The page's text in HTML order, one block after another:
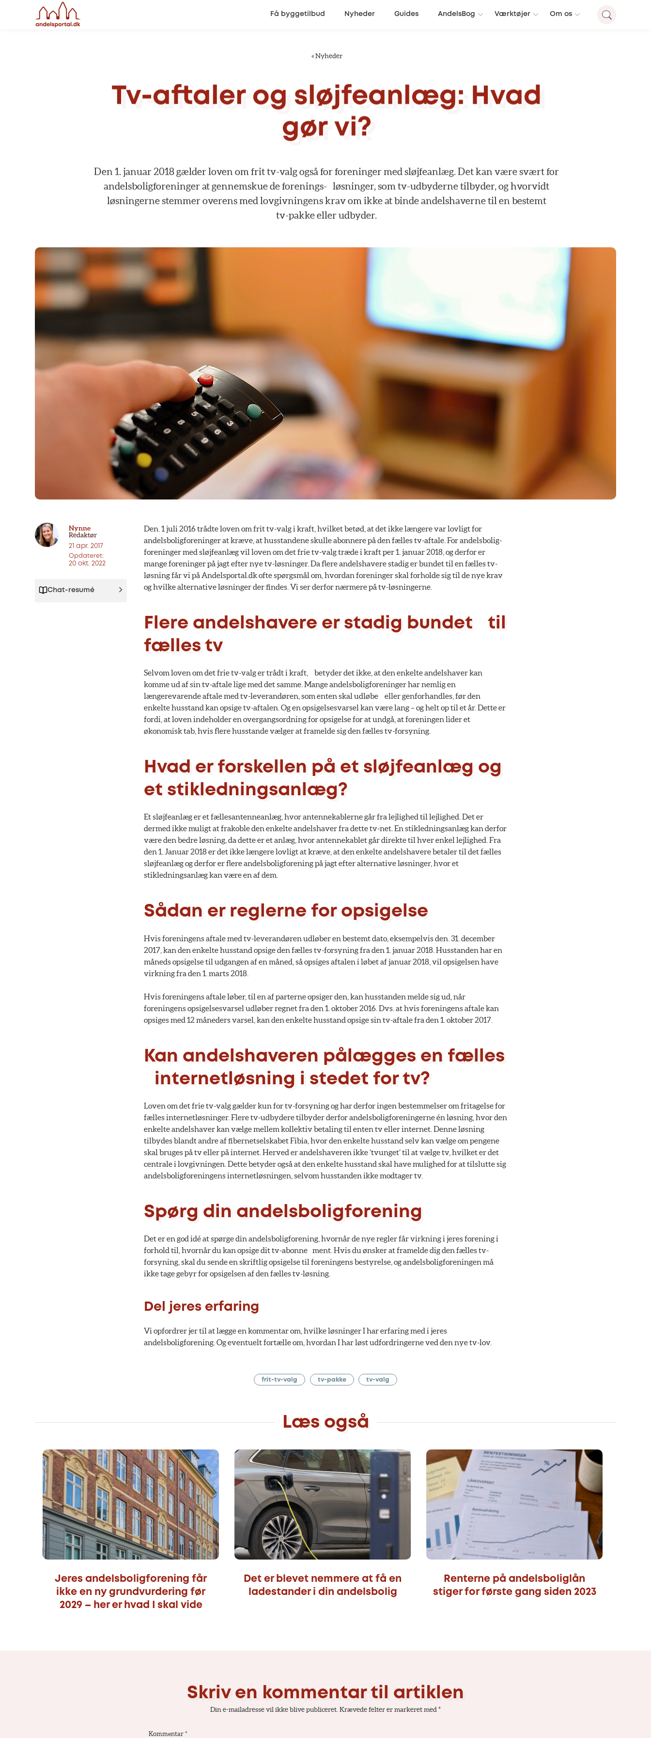
Få byggetilbud Nyheder Guides AndelsBog Værktøjer Om os
« Nyheder
Tv-aftaler og sløjfeanlæg: Hvad
gør vi?
Den 1. januar 2018gælderloven om frittv-valgogsåforforeningermedsløjfeanlæg.Detkan væresværtfor
andelsboligforeningeratgennemskuedeforenings- løsninger,som tv-udbydernetilbyder,oghvorvidt
løsningerne stemmer overens med lovgivningens krav om ikke at binde andelshaverne til en bestemt
tv-pakkeellerudbyder.
Nynne
Redaktør
21 apr. 2017
Opdateret:
20 okt. 2022
Chat-resumé
Den. 1 juli 2016 trådte loven om frit tv-valg i kraft, hvilket betød, at det ikke længere var lovligt for
andelsboligforeninger at kræve, at husstandene skulle abonnere på den fælles tv-aftale. For andelsbolig-
foreninger med sløjfeanlæg vil loven om det frie tv-valg træde i kraft per 1. januar 2018, og derfor er
mange foreninger på jagt efter nye tv-løsninger. Da flere andelshavere stadig er bundet til en fælles tv-
løsning får vi på Andelsportal.dk ofte spørgsmål om, hvordan foreninger skal forholde sig til de nye krav
og hvilke alternative løsninger der findes. Vi ser derfor nærmere på tv-løsningerne.
Flere andelshavere er stadig bundet til
fælles tv
Selvom loven om det frie tv-valg er trådt i kraft, betyder det ikke, at den enkelte andelshaver kan
komme ud af sin tv-aftale lige med det samme. Mange andelsboligforeninger har nemlig en
længerevarende aftale med tv-leverandøren, som enten skal udløbe eller genforhandles, før den
enkelte husstand kan opsige tv-aftalen. Og en opsigelsesvarsel kan være lang – og helt op til et år. Dette er
fordi, at loven indeholder en overgangsordning for opsigelse for at undgå, at foreningen lider et
økonomisk tab, hvis flere husstande vælger at framelde sig den fælles tv-forsyning.
Hvad er forskellen på et sløjfeanlæg og
et stikledningsanlæg?
Et sløjfeanlæg er et fællesantenneanlæg, hvor antennekablerne går fra lejlighed til lejlighed. Det er
dermed ikke muligt at frakoble den enkelte andelshaver fra dette tv-net. En stikledningsanlæg kan derfor
være den bedre løsning, da dette er et anlæg, hvor antennekablet går direkte til hver enkel lejlighed. Fra
den 1. Januar 2018 er det ikke længere lovligt at kræve, at den enkelte andelshavere betaler til det fælles
sløjfeanlæg og derfor er flere andelsboligforening på jagt efter alternative løsninger, hvor et
stikledningsanlæg kan være en af dem.
Sådan er reglerne for opsigelse
Hvis foreningens aftale med tv-leverandøren udløber en bestemt dato, eksempelvis den. 31. december
2017, kan den enkelte husstand opsige den fælles tv-forsyning fra den 1. januar 2018. Husstanden har en
måneds opsigelse til udgangen af en måned, så opsiges aftalen i løbet af januar 2018, vil opsigelsen have
virkning fra den 1. marts 2018.
Hvis foreningens aftale løber, til en af parterne opsiger den, kan husstanden melde sig ud, når
foreningens opsigelsesvarsel udløber regnet fra den 1. oktober 2016. Dvs. at hvis foreningens aftale kan
opsiges med 12 måneders varsel, kan den enkelte husstand opsige sin tv-aftale fra den 1. oktober 2017.
Kan andelshaveren pålægges en fælles
internetløsning i stedet for tv?
Loven om det frie tv-valg gælder kun for tv-forsyning og har derfor ingen bestemmelser om fritagelse for
fælles internetløsninger. Flere tv-udbydere tilbyder derfor andelsboligforeningerne én løsning, hvor den
enkelte andelshaver kan vælge mellem kollektiv betaling til enten tv eller internet. Denne løsning
tilbydes blandt andre af fibernetselskabet Fibia, hvor den enkelte husstand selv kan vælge om pengene
skal bruges på tv eller på internet. Herved er andelshaveren ikke ‘tvunget’ til at vælge tv, hvilket er det
centrale i lovgivningen. Dette betyder også at den enkelte husstand skal have mulighed for at tilslutte sig
andelsboligforeningens internetløsningen, selvom husstanden ikke modtager tv.
Spørg din andelsboligforening
Det er en god idé at spørge din andelsboligforening, hvornår de nye regler får virkning i jeres forening i
forhold til, hvornår du kan opsige dit tv-abonne ment. Hvis du ønsker at framelde dig den fælles tv-
forsyning, skal du sende en skriftlig opsigelse til foreningens bestyrelse, og andelsboligforeningen må
ikke tage gebyr for opsigelsen af den fælles tv-løsning.
Del jeres erfaring
Vi opfordrer jer til at lægge en kommentar om, hvilke løsninger I har erfaring med i jeres
andelsboligforening. Og eventuelt fortælle om, hvordan I har løst udfordringerne ved den nye tv-lov.
frit-tv-valg tv-pakke tv-valg
Læs også
Jeres andelsboligforening får
ikke en ny grundvurdering før
2029 – her er hvad I skal vide
Det er blevet nemmere at få en
ladestander i din andelsbolig
Renterne på andelsboliglån
stiger for første gang siden 2023
Skriv en kommentar til artiklen
Din e-mailadresse vil ikke blive publiceret.Krævede felter er markeret med*
Kommentar *